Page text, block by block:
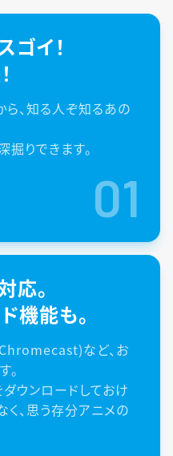
ゴイ！
、知る人ぞ知るあの
りできます。
01
応。
機能も。
など、お
。
ウンロードしておけ
く、思う存分アニメの